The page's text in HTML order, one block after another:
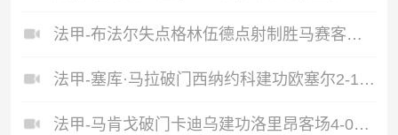
法甲-布法尔失点格林伍德点射制胜马赛客场1-0勒阿弗尔
法甲-塞库·马拉破门西纳约科建功欧塞尔2-1尼斯
法甲-马肯戈破门卡迪乌建功洛里昂客场4-0大胜梅斯